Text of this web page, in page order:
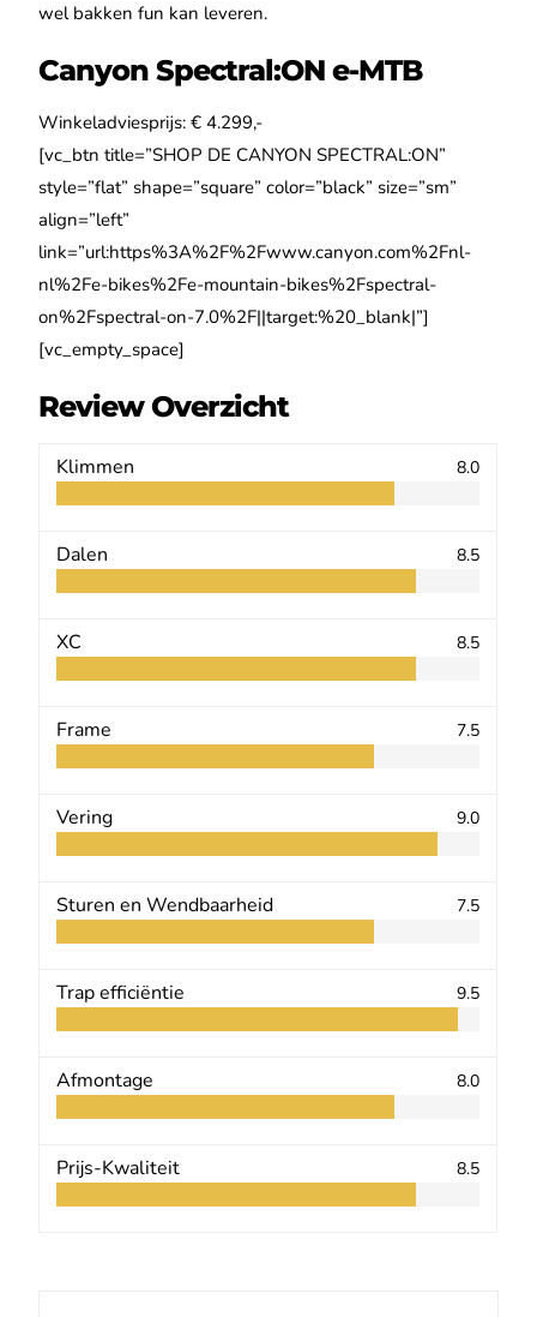
wel bakken fun kan leveren.
Canyon Spectral:ON e-MTB
Winkeladviesprijs: €4.299,-
[vc_btn title=”SHOP DE CANYON SPECTRAL:ON”
style=”flat” shape=”square” color=”black” size=”sm”
align=”left”
link=”url:https%3A%2F%2Fwww.canyon.com%2Fnl-
nl%2Fe-bikes%2Fe-mountain-bikes%2Fspectral-
on%2Fspectral-on-7.0%2F||target:%20_blank|”]
[vc_empty_space]
Review Overzicht
Klimmen 8.0
Dalen 8.5
XC 8.5
Frame 7.5
Vering 9.0
Sturen en Wendbaarheid 7.5
Trap efficiëntie 9.5
Afmontage 8.0
Prijs-Kwaliteit 8.5